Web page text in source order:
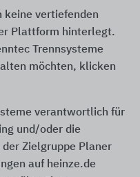
keine vertiefenden
Plattform hinterlegt.
Trennsysteme
möchten, klicken
verantwortlich für
und/oder die
Zielgruppe Planer
auf heinze.de